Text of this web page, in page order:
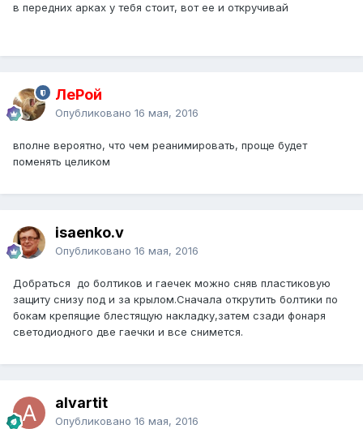
в передних арках у тебя стоит, вот ее и откручивай
ЛеРой
Опубликовано 16 мая, 2016
вполне вероятно, что чем реанимировать, проще будет
поменять целиком
isaenko.v
Опубликовано 16 мая, 2016
Добраться до болтиков и гаечек можно сняв пластиковую
защиту снизу под и за крылом.Сначала открутить болтики по
бокам крепящие блестящую накладку,затем сзади фонаря
светодиодного две гаечки и все снимется.
alvartit
Опубликовано 16 мая, 2016